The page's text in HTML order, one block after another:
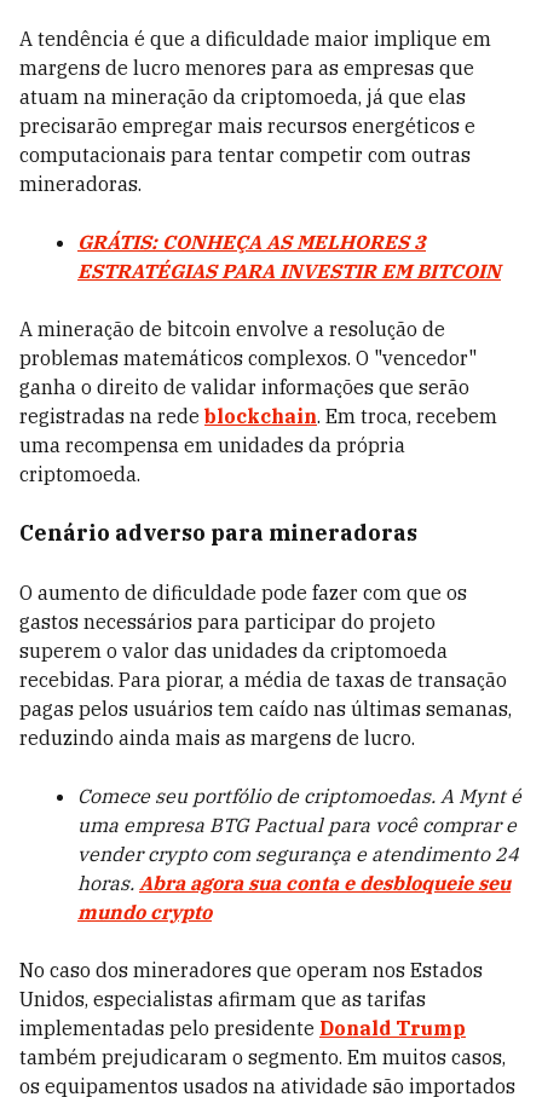
A tendência é que a dificuldade maior implique em
margens de lucro menores para as empresas que
atuam na mineração da criptomoeda, já que elas
precisarão empregar mais recursos energéticos e
computacionais para tentar competir com outras
mineradoras.
GRÁTIS: CONHEÇA AS MELHORES 3
ESTRATÉGIAS PARA INVESTIR EM BITCOIN
A mineração de bitcoin envolve a resolução de
problemas matemáticos complexos. O "vencedor"
ganha o direito de validar informações que serão
registradas na rede blockchain. Em troca, recebem
uma recompensa em unidades da própria
criptomoeda.
Cenário adverso para mineradoras
O aumento de dificuldade pode fazer com que os
gastos necessários para participar do projeto
superem o valor das unidades da criptomoeda
recebidas. Para piorar, a média de taxas de transação
pagas pelos usuários tem caído nas últimas semanas,
reduzindo ainda mais as margens de lucro.
Comece seu portfólio de criptomoedas. A Mynt é
uma empresa BTG Pactual para você comprar e
vender crypto com segurança e atendimento 24
horas. Abra agora sua conta e desbloqueie seu
mundo crypto
No caso dos mineradores que operam nos Estados
Unidos, especialistas afirmam que as tarifas
implementadas pelo presidente Donald Trump
também prejudicaram o segmento. Em muitos casos,
os equipamentos usados na atividade são importados